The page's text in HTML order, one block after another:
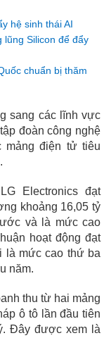
hệ sinh thái AI
lũng Silicon để đẩy
chuẩn bị thăm
sang các lĩnh vực
đoàn công nghệ
mảng điện tử tiêu
Electronics đạt
khoảng 16,05 tỷ
và là mức cao
hoạt động đạt
là mức cao thứ ba
năm.
thu từ hai mảng
ô tô lần đầu tiên
Đây được xem là